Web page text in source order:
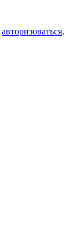
авторизоваться.